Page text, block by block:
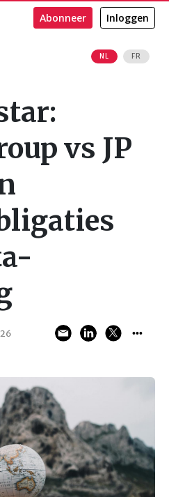
NL FR
Abonneer Inloggen
vs JP